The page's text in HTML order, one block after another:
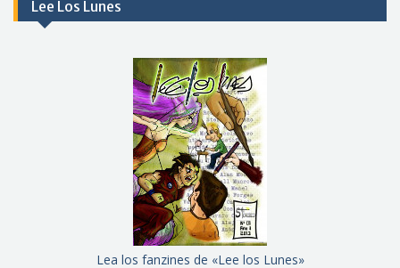
Lee Los Lunes
Lea los fanzines de «Lee los Lunes»